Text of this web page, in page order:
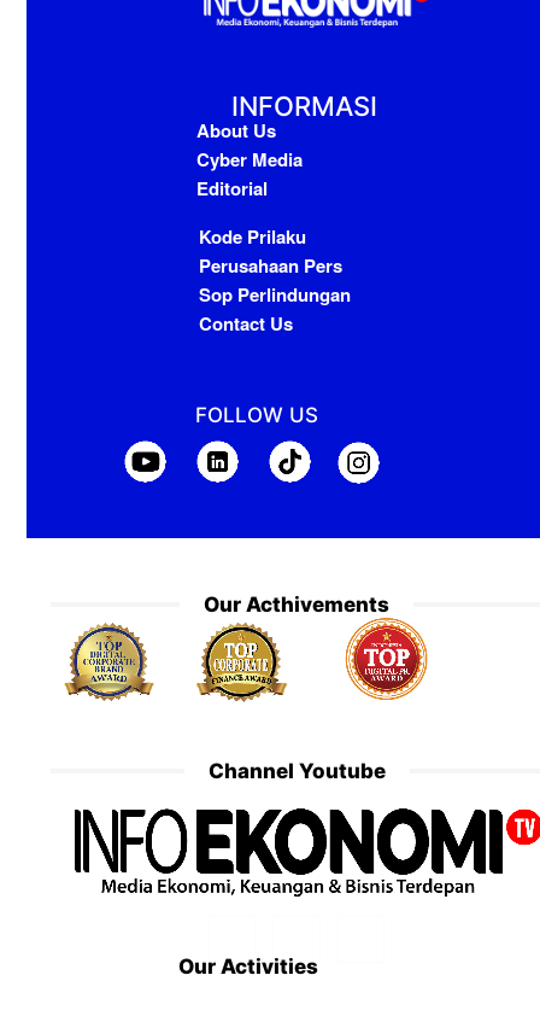
INFORMASI
About Us
Cyber Media
Editorial
Kode Prilaku
Perusahaan Pers
Sop Perlindungan
Contact Us
FOLLOW US
Our Acthivements
Channel Youtube
Our Activities